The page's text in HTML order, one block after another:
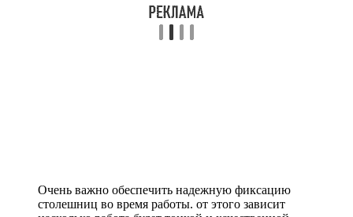
Очень важно обеспечить надежную фиксацию
столешниц во время работы. от этого зависит